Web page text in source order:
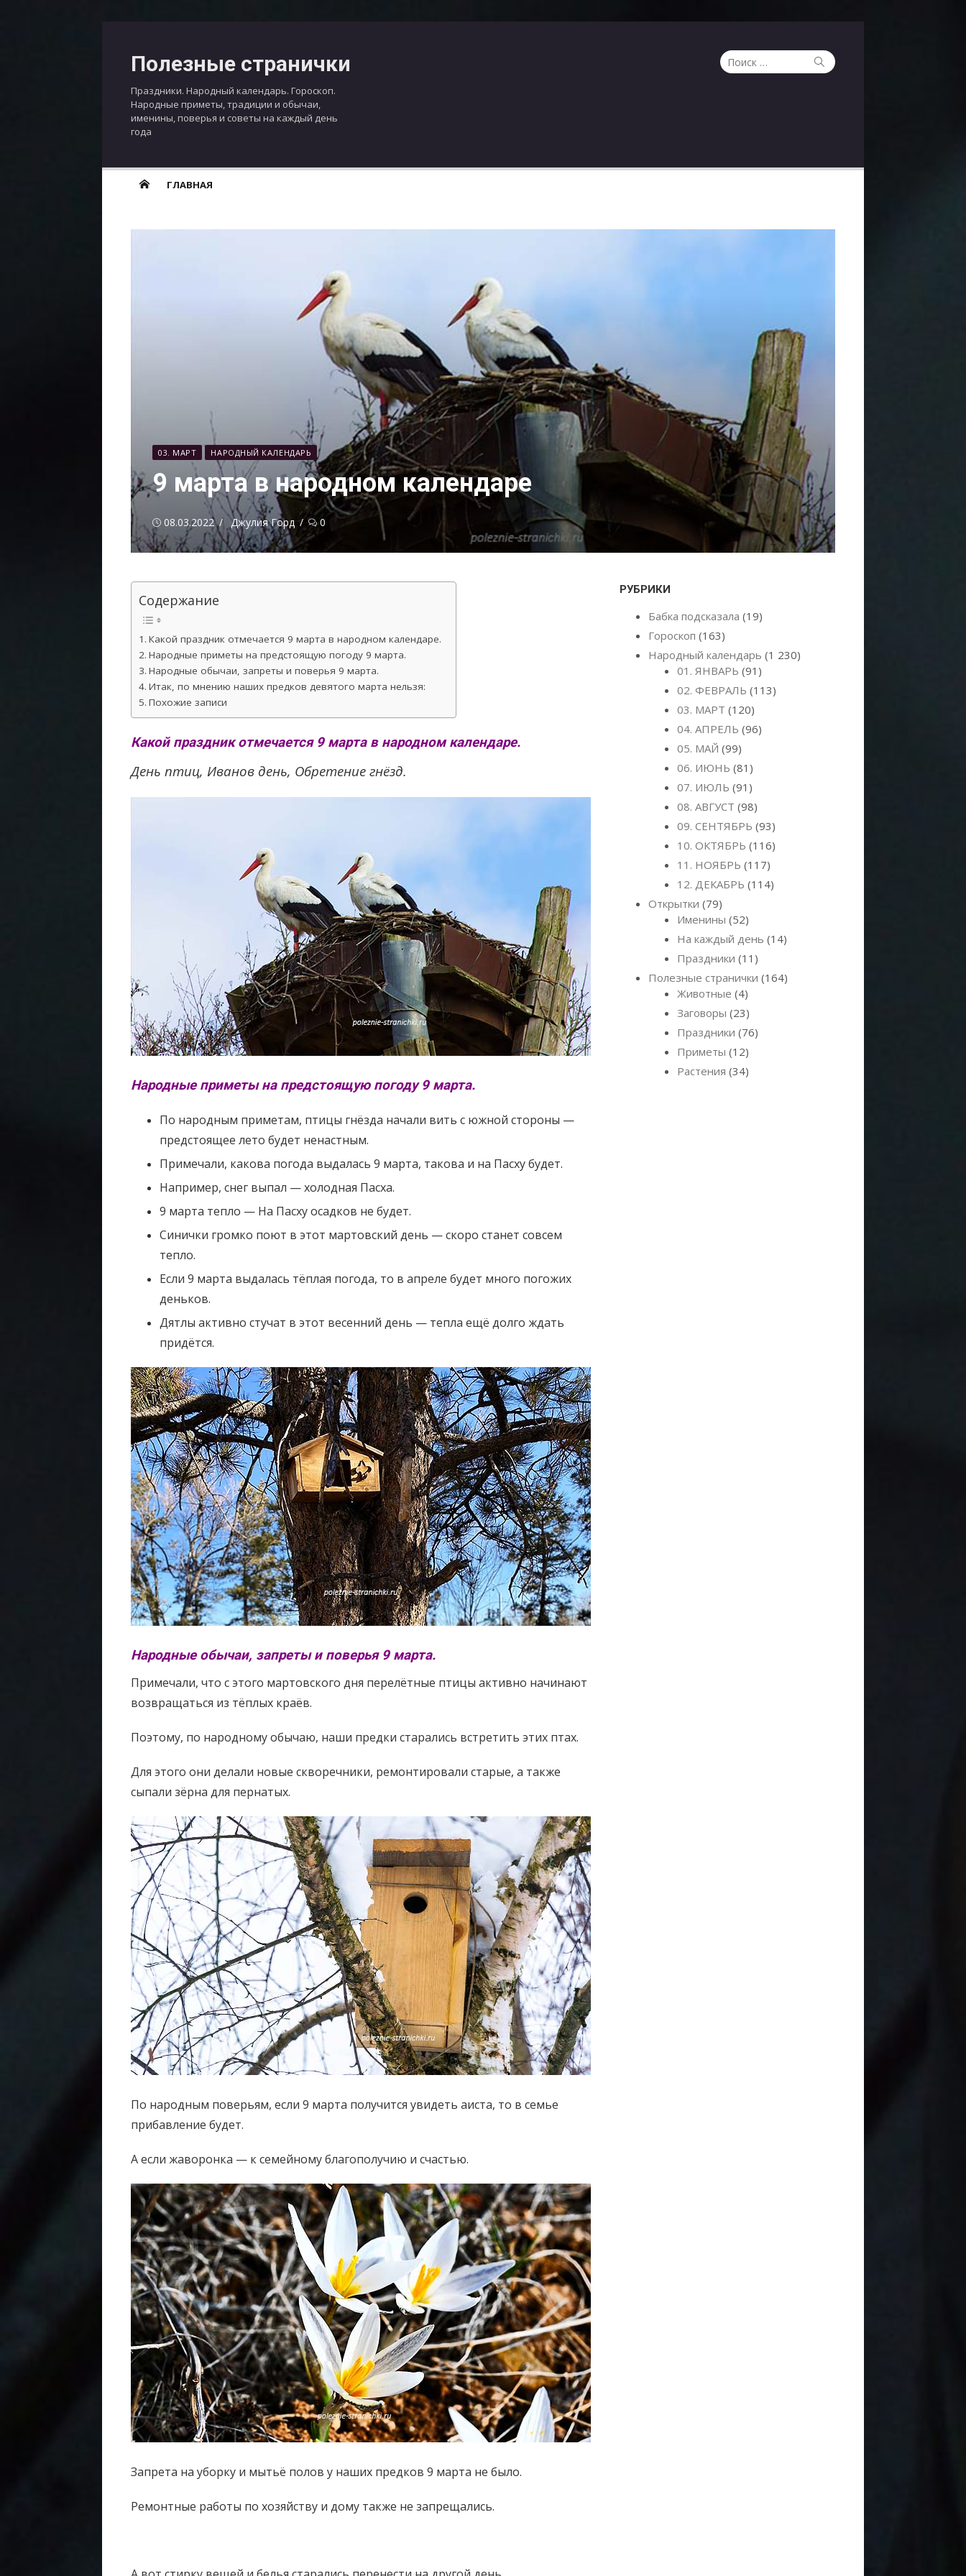
Полезные странички
Праздники. Народный календарь. Гороскоп.
Народные приметы, традиции и обычаи,
именины, поверья и советы на каждый день
года
Поиск
по:
Поиск
ГЛАВНАЯ
03. МАРТ НАРОДНЫЙ КАЛЕНДАРЬ
9 марта в народном календаре
Опубликовано
08.03.2022 Автор
Джулия Горд 0
Содержание
Какой праздник отмечается 9 марта в народном календаре.
Народные приметы на предстоящую погоду 9 марта.
Народные обычаи, запреты и поверья 9 марта.
Итак, по мнению наших предков девятого марта нельзя:
Похожие записи
Какой праздник отмечается 9 марта в народном календаре.
День птиц, Иванов день, Обретение гнёзд.
Народные приметы на предстоящую погоду 9 марта.
По народным приметам, птицы гнёзда начали вить с южной стороны —
предстоящее лето будет ненастным.
Примечали, какова погода выдалась 9 марта, такова и на Пасху будет.
Например, снег выпал — холодная Пасха.
9 марта тепло — На Пасху осадков не будет.
Синички громко поют в этот мартовский день — скоро станет совсем
тепло.
Если 9 марта выдалась тёплая погода, то в апреле будет много погожих
деньков.
Дятлы активно стучат в этот весенний день — тепла ещё долго ждать
придётся.
Народные обычаи, запреты и поверья 9 марта.
Примечали, что с этого мартовского дня перелётные птицы активно начинают
возвращаться из тёплых краёв.
Поэтому, по народному обычаю, наши предки старались встретить этих птах.
Для этого они делали новые скворечники, ремонтировали старые, а также
сыпали зёрна для пернатых.
По народным поверьям, если 9 марта получится увидеть аиста, то в семье
прибавление будет.
А если жаворонка — к семейному благополучию и счастью.
Запрета на уборку и мытьё полов у наших предков 9 марта не было.
Ремонтные работы по хозяйству и дому также не запрещались.
РУБРИКИ
Бабка подсказала (19)
Гороскоп (163)
Народный календарь (1 230)
01. ЯНВАРЬ (91)
02. ФЕВРАЛЬ (113)
03. МАРТ (120)
04. АПРЕЛЬ (96)
05. МАЙ (99)
06. ИЮНЬ (81)
07. ИЮЛЬ (91)
08. АВГУСТ (98)
09. СЕНТЯБРЬ (93)
10. ОКТЯБРЬ (116)
11. НОЯБРЬ (117)
12. ДЕКАБРЬ (114)
Открытки (79)
Именины (52)
На каждый день (14)
Праздники (11)
Полезные странички (164)
Животные (4)
Заговоры (23)
Праздники (76)
Приметы (12)
Растения (34)